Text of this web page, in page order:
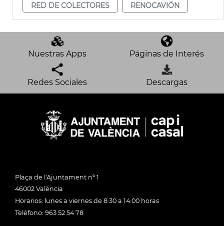
RED DE COLECTORES
RENOCAVIÓN
Nuestras Apps Páginas de Interés
Redes Sociales Descargas
Plaça de l'Ajuntament nº 1
46002 València
Horarios: lunes a viernes de 8:30 a 14:00 horas
Teléfono: 963 52 54 78